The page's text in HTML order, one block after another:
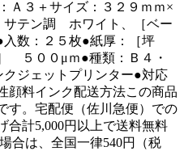
Ａ３＋サイズ：３２９ｍｍ×
テン調 ホワイト、［ベー
数：２５枚●紙厚：［坪
５００μｍ●種類：Ｂ４・
ジェットプリンター●対応
料インク配送方法この商品
す。宅配便（佐川急便）での
合計5,000円以上で送料無料
合は、全国一律540円（税